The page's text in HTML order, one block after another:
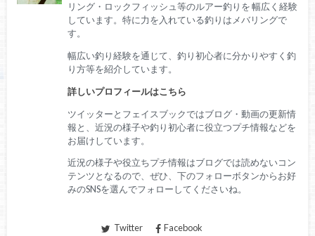
リング・ロックフィッシュ等のルアー釣りを 幅広く経験
しています。特に力を入れている釣りはメバリングで
す。
幅広い釣り経験を通じて、釣り初心者に分かりやすく釣
り方等を紹介しています。
詳しいプロフィールはこちら
ツイッターとフェイスブックではブログ・動画の更新情
報と、近況の様子や釣り初心者に役立つプチ情報などを
お届けしています。
近況の様子や役立ちプチ情報はブログでは読めないコン
テンツとなるので、ぜひ、下のフォローボタンからお好
みのSNSを選んでフォローしてくださいね。
Twitter Facebook